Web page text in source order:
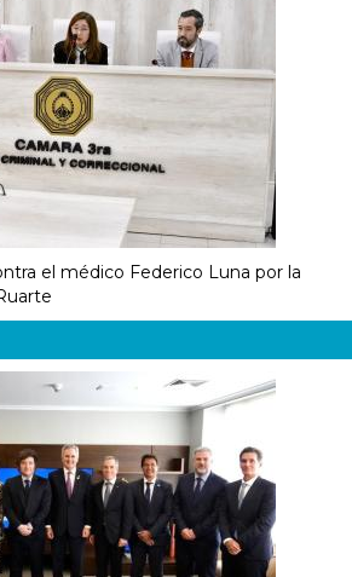
el médico Federico Luna por la